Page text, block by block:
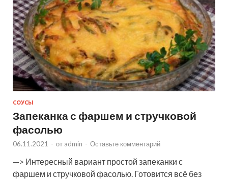
СОУСЫ
Запеканка с фаршем и стручковой
фасолью
06.11.2021 - от admin - Оставьте комментарий
—> Интересный вариант простой запеканки с
фаршем и стручковой фасолью. Готовится всё без